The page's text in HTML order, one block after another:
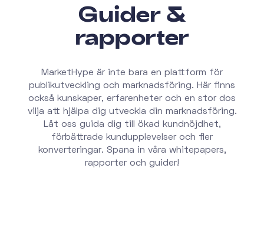
Guider &
rapporter
MarketHype är inte bara en plattform för
publikutveckling och marknadsföring. Här finns
också kunskaper, erfarenheter och en stor dos
vilja att hjälpa dig utveckla din marknadsföring.
Låt oss guida dig till ökad kundnöjdhet,
förbättrade kundupplevelser och fler
konverteringar. Spana in våra whitepapers,
rapporter och guider!